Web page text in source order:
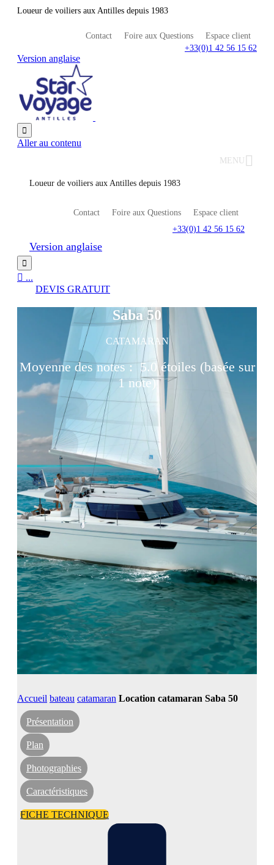
Loueur de voiliers aux Antilles depuis 1983
Contact Foire aux Questions
Espace client
+33(0)1 42 56 15 62
Version anglaise

Aller au contenu
MENU
Loueur de voiliers aux Antilles depuis 1983
Contact Foire aux Questions
Espace client
+33(0)1 42 56 15 62
Version anglaise

 ...
DEVIS GRATUIT
Saba 50
CATAMARAN
Moyenne des notes : 5.0 étoiles (basée sur
1 note)
Accueil bateau catamaran Location catamaran Saba 50
Présentation
Plan
Photographies
Caractéristiques
FICHE TECHNIQUE